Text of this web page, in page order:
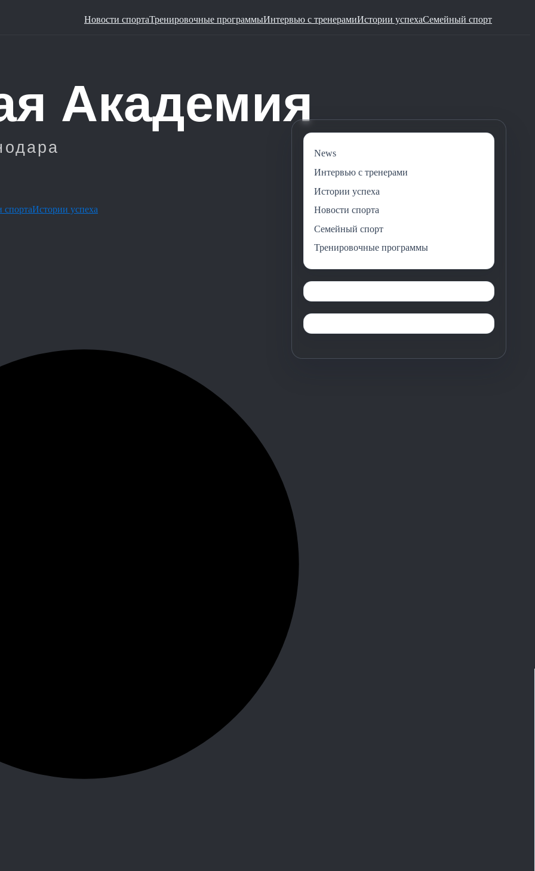
Новости спортаТренировочные программыИнтервью с тренерамиИстории успехаСемейный спорт
спортаИстории успеха
News
Интервью с тренерами
Истории успеха
Новости спорта
Семейный спорт
Тренировочные программы